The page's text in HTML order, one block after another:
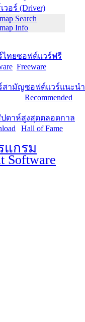
วอร์ (Driver)
Search
Info
ทยซอฟต์แวร์ฟรี
Freeware
สามัญซอฟต์แวร์แนะนำ
Recommended
ดาห์สูงสุดตลอดกาล
Hall of Fame
แกรม
Software